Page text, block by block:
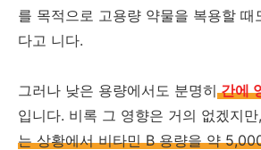
를 목적으로 고용량 약물을 복용할 때
다고 니다.
그러나 낮은 용량에서도 분명히간에
입니다. 비록 그 영향은 거의 없겠지만,
는 상황에서 비타민 B 용량을 약